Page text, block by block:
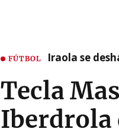
FÚTBOL Iraola se
Tecla
Iberdrola